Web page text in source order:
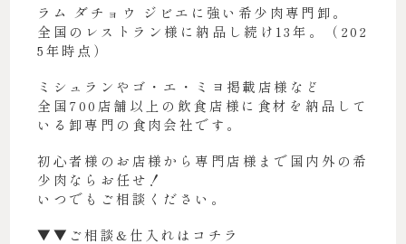
ラム ダチョウ ジビエに強い希少肉専門卸。
全国のレストラン様に納品し続け13年。（202
5年時点）
ミシュランやゴ・エ・ミヨ掲載店様など
全国700店舗以上の飲食店様に食材を納品して
いる卸専門の食肉会社です。
初心者様のお店様から専門店様まで国内外の希
少肉ならお任せ！
いつでもご相談ください。
▼▼ご相談&仕入れはコチラ